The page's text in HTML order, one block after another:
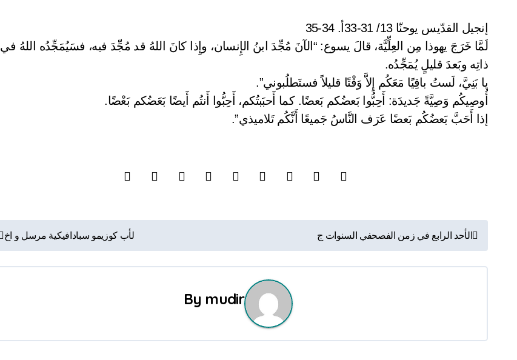
إنجيل القدّيس يوحنّا 13/ 31-33أ. 34-35
لَمَّا خَرَجَ يهوذا مِن العِلِّيَّة، قالَ يسوع: “الآنَ مُجِّدَ ابنُ الإِنسان، وإِذا كانَ اللهُ قد مُجِّدَ فيه، فسَيُمَجِّدُه اللهُ في
ذاتِه وبَعدَ قليلٍ يُمَجِّدُه.
يا بَنِيَّ، لَستُ باقِيًا مَعَكُم إِلاَّ وَقْتًا قليلاً فستَطلُبوني”.
أُوصِيكُم وَصِيَّةً جَديدَة: أَحِبُّوا بَعضُكم بَعضًا. كما أَحبَبتُكم، أَحِبُّوا أَنتُم أَيضًا بَعَضُكم بَعْضًا.
إذا أَحَبَّ بَعضُكُم بَعضًا عَرَف النَّاسُ جَميعًا أَنَّكُم تَلاميذي”.
ص
الأحد الرابع في زمن الفصحفي السنوات ج لأب كوزيمو سبادافيكية مرسل و اخ
By mudir